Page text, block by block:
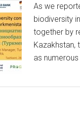
As we
biodiversity
together by
Kazakhstan,
as